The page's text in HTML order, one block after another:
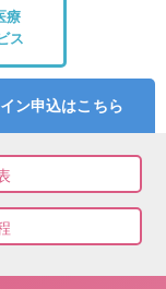
ン申込はこちら
療
ス